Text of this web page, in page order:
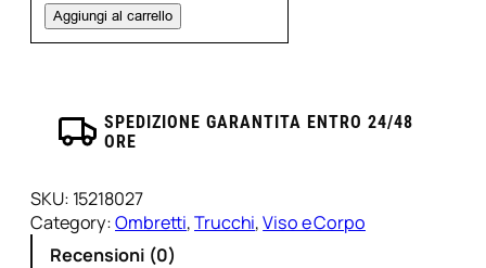
Jolie/T6
quantità
Aggiungi al carrello
SPEDIZIONE GARANTITA ENTRO 24/48
ORE
SKU: 15218027
Category:Ombretti, Trucchi, Viso e Corpo
Recensioni (0)